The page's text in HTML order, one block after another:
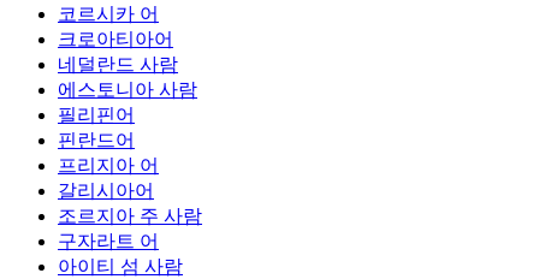
코르시카 어
크로아티아어
네덜란드 사람
에스토니아 사람
필리핀어
핀란드어
프리지아 어
갈리시아어
조르지아 주 사람
구자라트 어
아이티 섬 사람